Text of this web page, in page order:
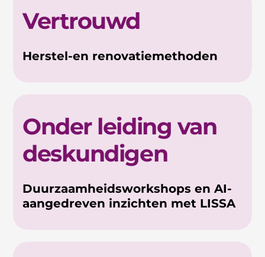
Vertrouwd
Herstel-en renovatiemethoden
Onder leiding van
deskundigen
Duurzaamheidsworkshops en AI-
aangedreven inzichten met LISSA